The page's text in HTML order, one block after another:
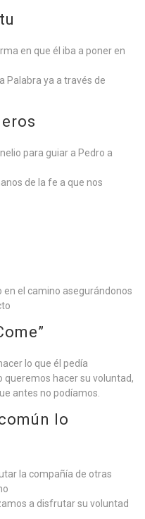
en que él iba a poner en
Palabra ya a través de
para guiar a Pedro a
de la fe a que nos
en el camino asegurándonos
lo que él pedía
queremos hacer su voluntad,
antes no podíamos.
lo
la compañía de otras
a disfrutar su voluntad